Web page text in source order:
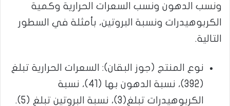
ونسب الدهون ونسب السعرات الحرارية وكمية
الكربوهيدرات ونسبة البروتين، بأمثلة في السطور
التالية.
نوع المنتج (جوز البقان): السعرات الحرارية تبلغ
(392)، نسبة الدهون بها (41)، نسبة
الكربوهيدرات تبلغ(3)، نسبة البروتين تبلغ (5).